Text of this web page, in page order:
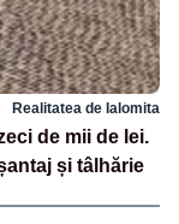
Realitatea de Ialomita
de mii de lei.
și tâlhărie